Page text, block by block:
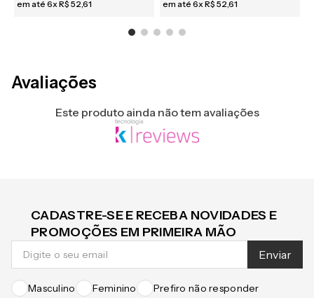
em até 6xR$ 52,61
em até 6xR$ 52,61
Avaliações
Este produto ainda não tem avaliações
CADASTRE-SE E RECEBA NOVIDADES E
PROMOÇÕES EM PRIMEIRA MÃO
Enviar
Masculino Feminino Prefiro não responder